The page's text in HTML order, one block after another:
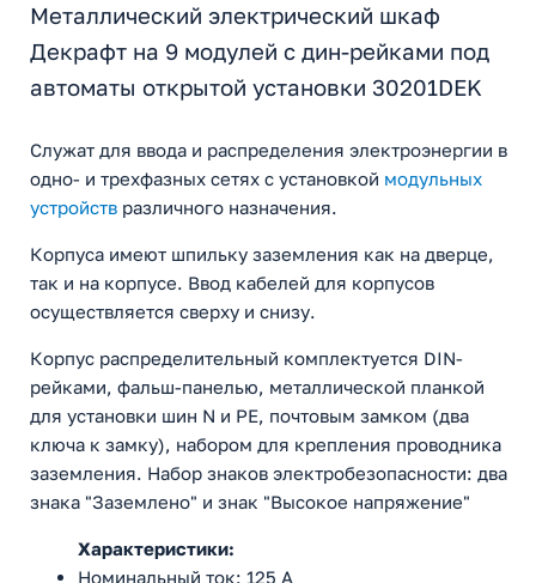
Металлический электрический шкаф
Декрафт на 9 модулей с дин-рейками под
автоматы открытой установки 30201DEK
Служат для ввода и распределения электроэнергии в
одно- и трехфазных сетях с установкой модульных
устройств различного назначения.
Корпуса имеют шпильку заземления как на дверце,
так и на корпусе. Ввод кабелей для корпусов
осуществляется сверху и снизу.
Корпус распределительный комплектуется DIN-
рейками, фальш-панелью, металлической планкой
для установки шин N и PE, почтовым замком (два
ключа к замку), набором для крепления проводника
заземления. Набор знаков электробезопасности: два
знака "Заземлено" и знак "Высокое напряжение"
Характеристики:
Номинальный ток: 125 А